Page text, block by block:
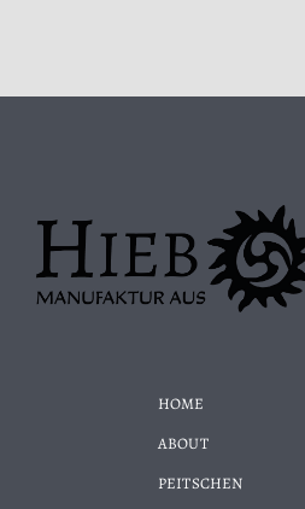
HOME
ABOUT
PEITSCHEN